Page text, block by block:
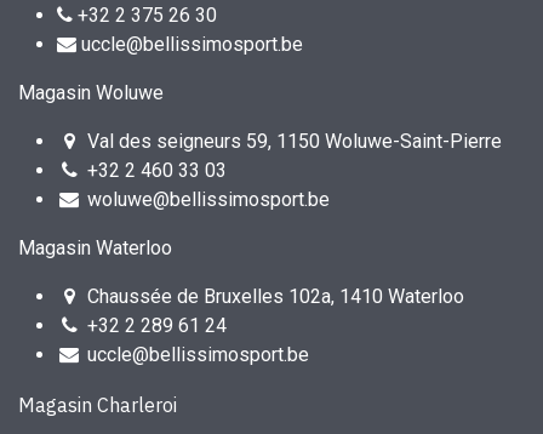
+32 2 375 26 30
uccle@bellissimosport.be
Magasin Woluwe
Val des seigneurs 59, 1150 Woluwe-Saint-Pierre
+32 2 460 33 03
woluwe@bellissimosport.be
Magasin Waterloo
Chaussée de Bruxelles 102a, 1410 Waterloo
+32 2 289 61 24
uccle@bellissimosport.be
Magasin Charleroi